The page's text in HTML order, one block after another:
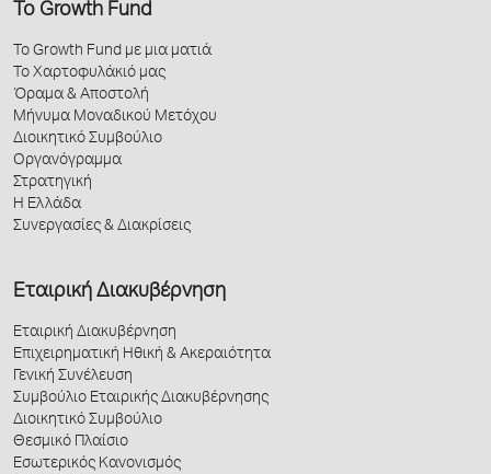
Το Growth Fund
Το Growth Fund με μια ματιά
Το Χαρτοφυλάκιό μας
Όραμα & Αποστολή
Μήνυμα Μοναδικού Μετόχου
Διοικητικό Συμβούλιο
Οργανόγραμμα
Στρατηγική
Η Ελλάδα
Συνεργασίες & Διακρίσεις
Εταιρική Διακυβέρνηση
Εταιρική Διακυβέρνηση
Επιχειρηματική Ηθική & Ακεραιότητα
Γενική Συνέλευση
Συμβούλιο Εταιρικής Διακυβέρνησης
Διοικητικό Συμβούλιο
Θεσμικό Πλαίσιο
Εσωτερικός Κανονισμός